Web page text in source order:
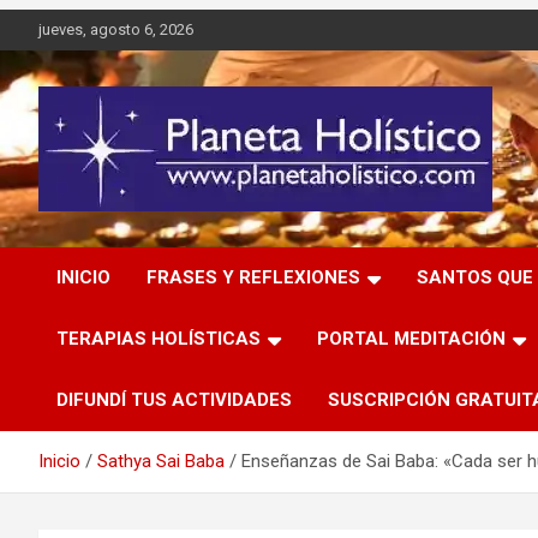
Saltar
al
contenido
jueves, agosto 6, 2026
Planeta Holístico
Difusión de espiritualidad, terapias alternativas holísticas,
cursos, talleres y seminarios
INICIO
FRASES Y REFLEXIONES SANTOS
TERAPIAS HOLÍSTICAS PORTAL MEDITACIÓN
DIFUNDÍ TUS ACTIVIDADES SUSCRIPCIÓN
Inicio Sathya Sai Baba Enseñanzas de Sai Baba: «Cada ser